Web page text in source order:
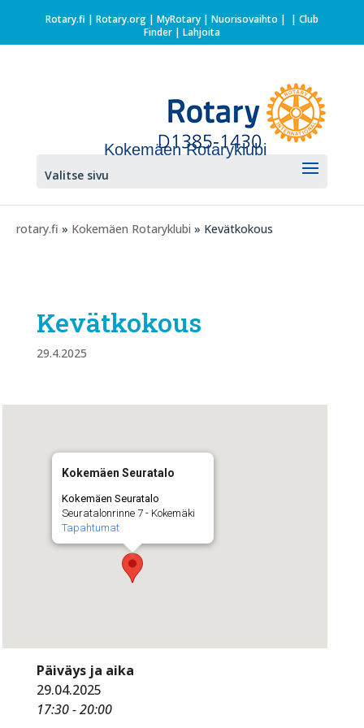
Rotary.fi | Rotary.org| MyRotary | Nuorisovaihto | | Club
Finder| Lahjoita
Kokemäen Rotaryklubi
Valitse sivu
rotary.fi » Kokemäen Rotaryklubi » Kevätkokous
Kevätkokous
29.4.2025
Kokemäen Seuratalo
Kokemäen Seuratalo
Seuratalonrinne 7 - Kokemäki
Tapahtumat
Päiväys ja aika
29.04.2025
17:30 - 20:00